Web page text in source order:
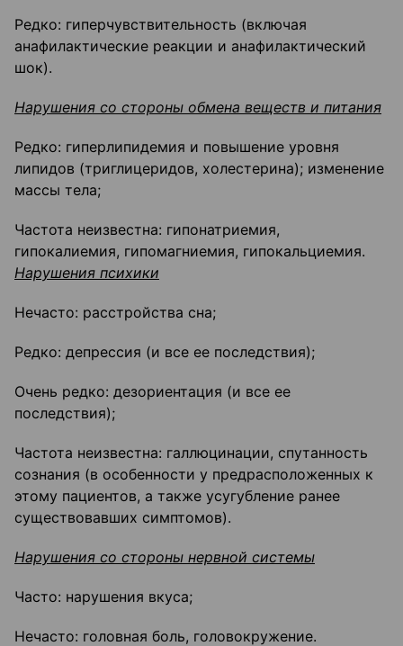
Редко: гиперчувствительность (включая
анафилактические реакции и анафилактический
шок).
Нарушения со стороны обмена веществ и питания
Редко: гиперлипидемия и повышение уровня
липидов (триглицеридов, холестерина); изменение
массы тела;
Частота неизвестна: гипонатриемия,
гипокалиемия, гипомагниемия, гипокальциемия.
Нарушения психики
Нечасто: расстройства сна;
Редко: депрессия (и все ее последствия);
Очень редко: дезориентация (и все ее
последствия);
Частота неизвестна: галлюцинации, спутанность
сознания (в особенности у предрасположенных к
этому пациентов, а также усугубление ранее
существовавших симптомов).
Нарушения со стороны нервной системы
Часто: нарушения вкуса;
Нечасто: головная боль, головокружение.